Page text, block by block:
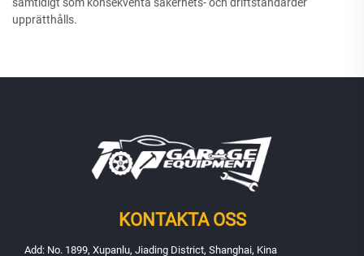
upprätthålls.
KONTAKTA OSS
Add: No. 1899, Xupanlu, Jiading District, Shanghai, Kina